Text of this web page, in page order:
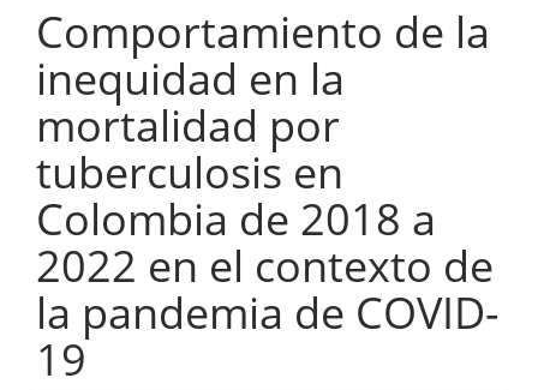
Comportamiento de la
inequidad en la
mortalidad por
tuberculosis en
Colombia de 2018 a
2022 en el contexto de
la pandemia de COVID-
19